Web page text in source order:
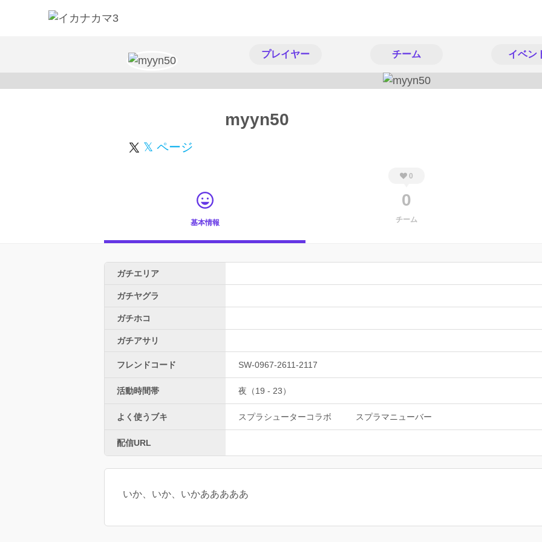
プレイヤー チーム イベン
myyn50
𝕏 ページ
基本情報
0
0
チーム
ガチエリア
ガチヤグラ
ガチホコ
ガチアサリ
フレンドコード SW-0967-2611-2117
活動時間帯 夜（19 - 23）
よく使うブキ スプラシューターコラボ スプラマニューバー
配信URL
いか、いか、いかあああああ